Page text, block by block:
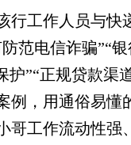
工作人员与快
范电信诈骗”“
护”“正规贷款渠
例，用通俗易懂
哥工作流动性强